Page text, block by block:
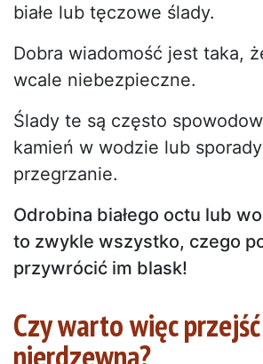
białe lub tęczowe ślady.
Dobra wiadomość jest taka,
wcale niebezpieczne.
Ślady te są często
kamień w wodzie lub
przegrzanie.
Odrobina białego octu lub
to zwykle wszystko, czego
przywrócić im blask!
Czy warto więc
nierdzewną?